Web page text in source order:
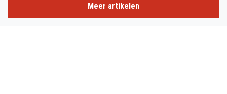
Meer artikelen